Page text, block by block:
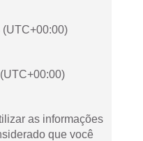
(UTC+00:00)
as informações
que você